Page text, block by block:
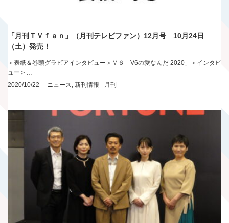
「月刊ＴＶｆａｎ」（月刊テレビファン）12月号 10月24日
（土）発売！
＜表紙＆巻頭グラビアインタビュー＞Ｖ６「V6の愛なんだ 2020」＜インタビ
ュー＞…
2020/10/22
ニュース, 新刊情報 - 月刊